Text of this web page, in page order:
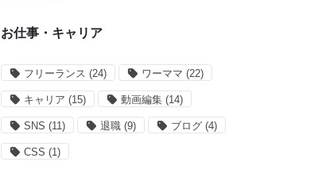
お仕事・キャリア
フリーランス (24) ワーママ (22)
キャリア (15) 動画編集 (14)
SNS (11) 退職 (9) ブログ (4)
CSS (1)